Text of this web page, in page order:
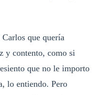
que quería
y contento, como si
que no le importo
lo entiendo. Pero